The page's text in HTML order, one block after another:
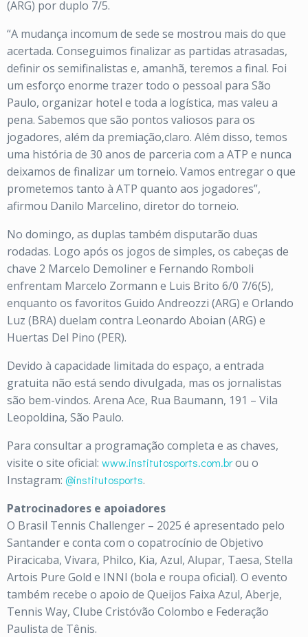
(ARG) por duplo 7/5.
“A mudança incomum de sede se mostrou mais do que
acertada. Conseguimos finalizar as partidas atrasadas,
definir os semifinalistas e, amanhã, teremos a final. Foi
um esforço enorme trazer todo o pessoal para São
Paulo, organizar hotel e toda a logística, mas valeu a
pena. Sabemos que são pontos valiosos para os
jogadores, além da premiação,claro. Além disso, temos
uma história de 30 anos de parceria com a ATP e nunca
deixamos de finalizar um torneio. Vamos entregar o que
prometemos tanto à ATP quanto aos jogadores”,
afirmou Danilo Marcelino, diretor do torneio.
No domingo, as duplas também disputarão duas
rodadas. Logo após os jogos de simples, os cabeças de
chave 2 Marcelo Demoliner e Fernando Romboli
enfrentam Marcelo Zormann e Luis Brito 6/0 7/6(5),
enquanto os favoritos Guido Andreozzi (ARG) e Orlando
Luz (BRA) duelam contra Leonardo Aboian (ARG) e
Huertas Del Pino (PER).
Devido à capacidade limitada do espaço, a entrada
gratuita não está sendo divulgada, mas os jornalistas
são bem-vindos. Arena Ace, Rua Baumann, 191 – Vila
Leopoldina, São Paulo.
Para consultar a programação completa e as chaves,
visite o site oficial: www.institutosports.com.brou o
Instagram: @institutosports.
Patrocinadores e apoiadores
O Brasil Tennis Challenger – 2025 é apresentado pelo
Santander e conta com o copatrocínio de Objetivo
Piracicaba, Vivara, Philco, Kia, Azul, Alupar, Taesa, Stella
Artois Pure Gold e INNI (bola e roupa oficial). O evento
também recebe o apoio de Queijos Faixa Azul, Aberje,
Tennis Way, Clube Cristóvão Colombo e Federação
Paulista de Tênis.